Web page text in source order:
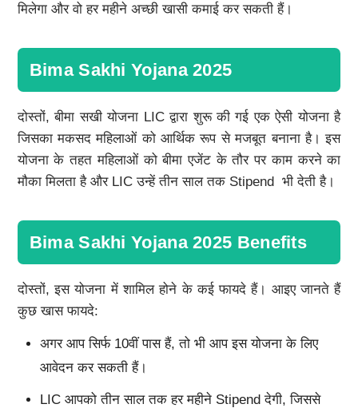
मिलेगा और वो हर महीने अच्छी खासी कमाई कर सकती हैं।
Bima Sakhi Yojana 2025
दोस्तों, बीमा सखी योजना LIC द्वारा शुरू की गई एक ऐसी योजना है
जिसका मकसद महिलाओं को आर्थिक रूप से मजबूत बनाना है। इस
योजना के तहत महिलाओं को बीमा एजेंट के तौर पर काम करने का
मौका मिलता है और LIC उन्हें तीन साल तक Stipend भी देती है।
Bima Sakhi Yojana 2025 Benefits
दोस्तों, इस योजना में शामिल होने के कई फायदे हैं। आइए जानते हैं
कुछ खास फायदे:
अगर आप सिर्फ 10वीं पास हैं, तो भी आप इस योजना के लिए
आवेदन कर सकती हैं।
LIC आपको तीन साल तक हर महीने Stipend देगी, जिससे